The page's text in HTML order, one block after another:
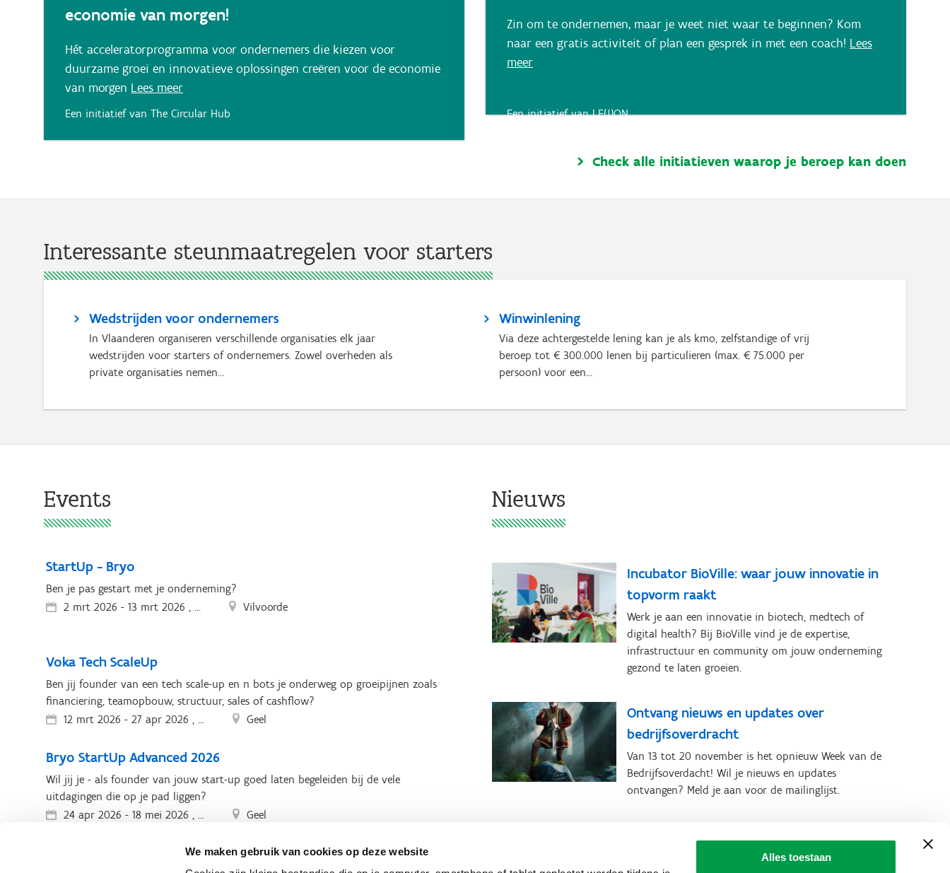
We maken gebruik van cookies op deze website
Alles toestaan
economie van morgen!
Hét acceleratorprogramma voor ondernemers die kiezen voor
duurzame groei en innovatieve oplossingen creëren voor de economie
van morgen Lees meer
Een initiatief van The Circular Hub
Zin om te ondernemen, maar je weet niet waar te beginnen? Kom
naar een gratis activiteit of plan een gesprek in met een coach! Lees
meer
Een initiatief van LE(J)ON
Check alle initiatieven waarop je beroep kan doen
Interessante steunmaatregelen voor starters
Wedstrijden voor ondernemers
In Vlaanderen organiseren verschillende organisaties elk jaar
wedstrijden voor starters of ondernemers. Zowel overheden als
private organisaties nemen...
Winwinlening
Via deze achtergestelde lening kan je als kmo, zelfstandige of vrij
beroep tot € 300.000 lenen bij particulieren (max. € 75.000 per
persoon) voor een...
Events
StartUp - Bryo
Ben je pas gestart met je onderneming?
2 mrt 2026 - 13 mrt 2026 , ... Vilvoorde
Voka Tech ScaleUp
Ben jij founder van een tech scale-up en n bots je onderweg op groeipijnen zoals
financiering, teamopbouw, structuur, sales of cashflow?
12 mrt 2026 - 27 apr 2026 , ... Geel
Bryo StartUp Advanced 2026
Wil jij je - als founder van jouw start-up goed laten begeleiden bij de vele
uitdagingen die op je pad liggen?
24 apr 2026 - 18 mei 2026 , ... Geel
Co-founder Matchmaking event
Nieuws
Incubator BioVille: waar jouw innovatie in
topvorm raakt
Werk je aan een innovatie in biotech, medtech of
digital health? Bij BioVille vind je de expertise,
infrastructuur en community om jouw onderneming
gezond te laten groeien.
Ontvang nieuws en updates over
bedrijfsoverdracht
Van 13 tot 20 november is het opnieuw Week van de
Bedrijfsoverdacht! Wil je nieuws en updates
ontvangen? Meld je aan voor de mailinglijst.
Je ticket voor de Love Tomorrow Summit